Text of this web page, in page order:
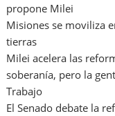
propone Milei
Misiones se moviliza
tierras
Milei acelera las
soberanía, pero la
Trabajo
El Senado debate la